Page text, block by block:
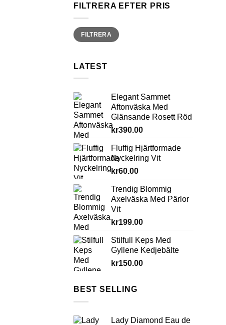
FILTRERA EFTER PRIS
Min
pris
Max
prisFILTRERA
LATEST
Elegant Sammet
Aftonväska Med
Glänsande Rosett Röd
kr390.00
Fluffig Hjärtformade
Nyckelring Vit
kr60.00
Trendig Blommig
Axelväska Med Pärlor
Vit
kr199.00
Stilfull Keps Med
Gyllene Kedjebälte
kr150.00
BEST SELLING
Lady Diamond Eau de